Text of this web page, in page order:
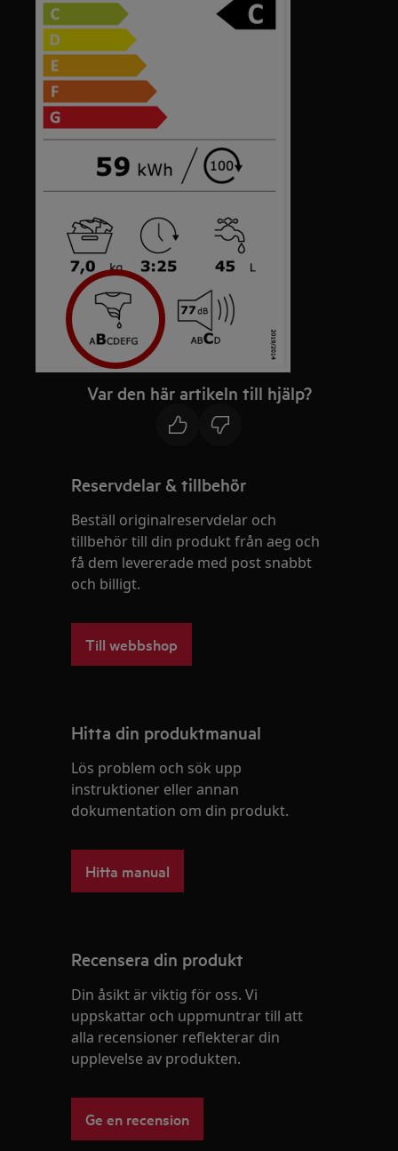
Var den här artikeln till hjälp?
Reservdelar & tillbehör
Beställ originalreservdelar och
tillbehör till din produkt från aeg och
få dem levererade med post snabbt
och billigt.
Till webbshop
Hitta din produktmanual
Lös problem och sök upp
instruktioner eller annan
dokumentation om din produkt.
Hitta manual
Recensera din produkt
Din åsikt är viktig för oss. Vi
uppskattar och uppmuntrar till att
alla recensioner reflekterar din
upplevelse av produkten.
Ge en recension